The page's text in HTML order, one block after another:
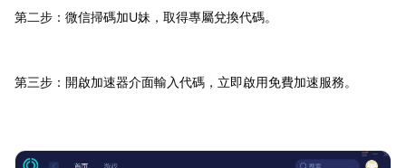
第二步：微信掃碼加U妹，取得專屬兌換代碼。
第三步：開啟加速器介面輸入代碼，立即啟用免費加速服務。